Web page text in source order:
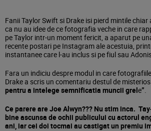
Fanii Taylor Swift si Drake isi pierd mintile
ca nu au idee de ce fotografia veche in care
pe Taylor intr-un moment fericit, a aparut pe
recente postari pe Instagram ale acestuia,
instantanee care l-au inclus si pe fiul sau
Fara un indiciu despre modul in care
Drake a scris un comentariu destul de misterios
pentru a intelege semnificatia muncii grele”.
Ce parere are Joe Alwyn??? Nu stim inca.
bine ascunsa de ochii publicului cu actorul
ani, iar cei doi tocmai au castigat un premiu